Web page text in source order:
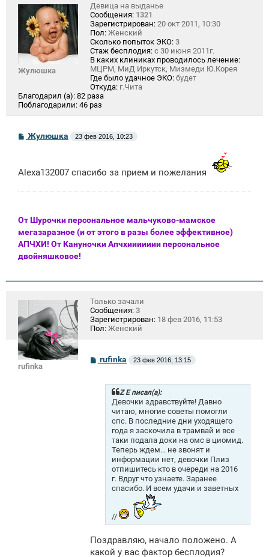
Жулюшка
Девица на выданье
Сообщения: 1321
Зарегистрирован: 20 окт 2011, 10:30
Пол: Женский
Сколько попыток ЭКО: 3
Стаж бесплодия: с 30 июня 2011г.
В каких клиниках проводилось лечение:
МЦРМ, МиД Иркутск, Мизмеди Ю.Корея
Где было удачное ЭКО: будет
Откуда: г.Чита
Благодарил (а): 82 раза
Поблагодарили: 46 раз
С
о
щ
е
Жулюшка 23 фев 2016, 10:23
Alexa132007 спасибо за прием и пожелания
От Шурочки персональное мальчуково-мамское
мегазаразное (и от этого в разы более эффективное)
АПЧХИ! От Кануночки Апчхиииииии персональное
двойняшковое!
rufinka
Только зачали
Сообщения: 3
Зарегистрирован: 18 фев 2016, 11:53
Пол: Женский
С
о
rufinka 23 фев 2016, 13:15
Z Е писал(а):
Девочки здравствуйте! Давно
читаю, многие советы помогли
спс. В последние дни уходящего
года я заскочила в трамвай и все
таки подала доки на омс в циомид.
Теперь ждем... не звонят и
информации нет, девочки Плиз
отпишитесь кто в очереди на 2016
г. Вдруг что узнаете. Заранее
спасибо. И всем удачи и заветных
//
Поздравляю, начало положено. А
какой у вас фактор бесплодия?